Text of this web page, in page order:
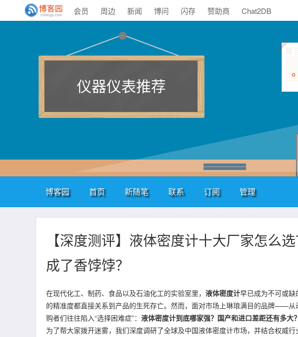
会员 周边 新闻 博问 闪存 赞助商 Chat2DB
仪器仪表推荐
博客园 首页 新随笔 联系 订阅 管理
【深度测评】液体密度计十大厂家怎么
成了香饽饽？
在现代化工、制药、食品以及石油化工的实验室里， 液体密度计早已成为不可或
的精准度都直接关系到产品的生死存亡。然而，面对市场上琳琅满目的品牌——
购者们往往陷入“选择困难症”： 液体密度计到底哪家强？国产和进口差距还有多大？
为了帮大家拨开迷雾，我们深度调研了全球及中国液体密度计市场，并结合权威